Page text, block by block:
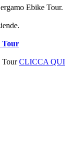
Ebike Tour.
Tour
TourCLICCA QUI